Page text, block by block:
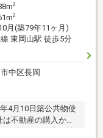
2
2
月(築79年11ヶ月)
東岡山駅 徒歩5分
中区長岡
4月10日築公共物使
不動産の購入から